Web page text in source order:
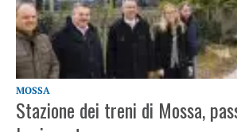
MOSSA
Stazione dei treni di Mossa,